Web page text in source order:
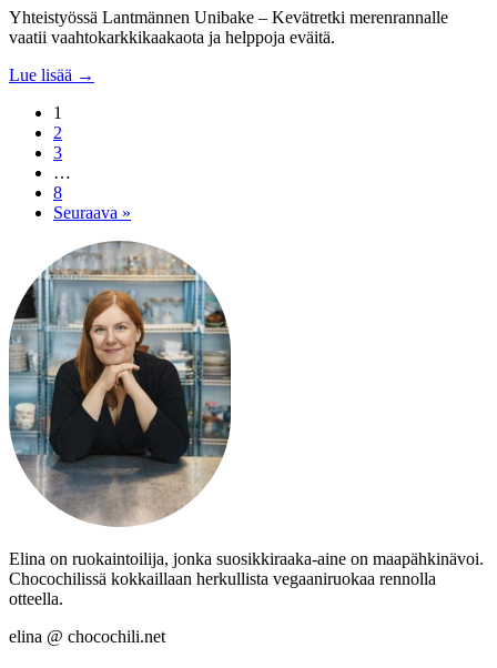
Yhteistyössä Lantmännen Unibake – Kevätretki merenrannalle
vaatii vaahtokarkkikaakaota ja helppoja eväitä.
Lue lisää →
1
2
3
…
8
Seuraava »
Elina on ruokaintoilija, jonka suosikkiraaka-aine on maapähkinävoi.
Chocochilissä kokkaillaan herkullista vegaaniruokaa rennolla
otteella.
elina @ chocochili.net